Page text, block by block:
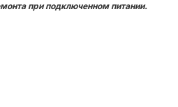
при подключенном питании.